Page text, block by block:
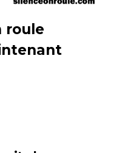
roule